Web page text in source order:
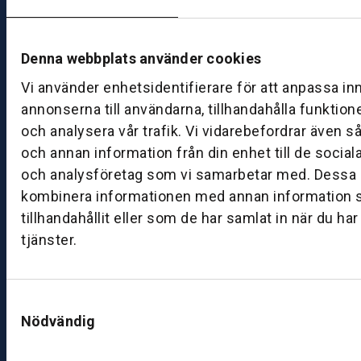
Denna webbplats använder cookies
Vi använder enhetsidentifierare för att anpassa
annonserna till användarna, tillhandahålla
och analysera vår trafik. Vi vidarebefordrar även
och annan information från din enhet till de
och analysföretag som vi samarbetar med. Dessa
kombinera informationen med annan information
tillhandahållit eller som de har samlat in när du
tjänster.
Nödvändig
d
a
g:
0
0
–
1
7:
0